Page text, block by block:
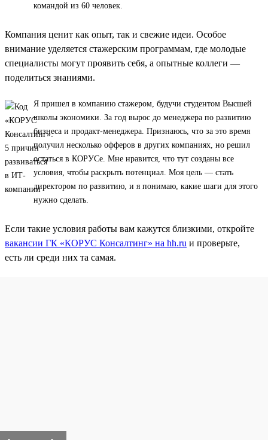
командой из 60 человек.
Компания ценит как опыт, так и свежие идеи. Особое
внимание уделяется стажерским программам, где молодые
специалисты могут проявить себя, а опытные коллеги —
поделиться знаниями.
Я пришел в компанию стажером, будучи студентом Высшей
школы экономики. За год вырос до менеджера по развитию
бизнеса и продакт-менеджера. Признаюсь, что за это время
получил несколько офферов в других компаниях, но решил
остаться в КОРУСе. Мне нравится, что тут созданы все
условия, чтобы раскрыть потенциал. Моя цель — стать
директором по развитию, и я понимаю, какие шаги для этого
нужно сделать.
Если такие условия работы вам кажутся близкими, откройте
вакансии ГК «КОРУС Консалтинг» на hh.ru и проверьте,
есть ли среди них та самая.